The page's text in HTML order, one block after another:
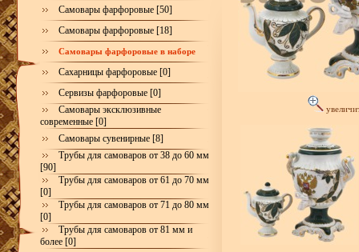
Самовары фарфоровые [50]
Самовары фарфоровые [18]
Самовары фарфоровые в наборе
Сахарницы фарфоровые [0]
Сервизы фарфоровые [0]
Самовары эксклюзивные
современные [0]
Самовары сувенирные [8]
Трубы для самоваров от 38 до 60 мм
[90]
Трубы для самоваров от 61 до 70 мм
[0]
Трубы для самоваров от 71 до 80 мм
[0]
Трубы для самоваров от 81 мм и
более [0]